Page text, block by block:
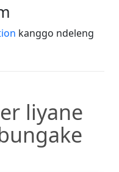
kanggo ndeleng
liyane